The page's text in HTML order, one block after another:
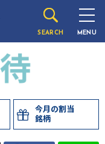
SEARCH MENU
今月の割当
銘柄